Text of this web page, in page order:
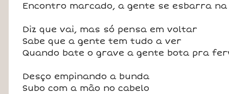
Encontro marcado, a gente se esbarra
Diz que vai, mas só pensa em voltar
Sabe que a gente tem tudo a ver
Quando bate o grave a gente bota pra
Desço empinando a bunda
Subo com a mão no cabelo